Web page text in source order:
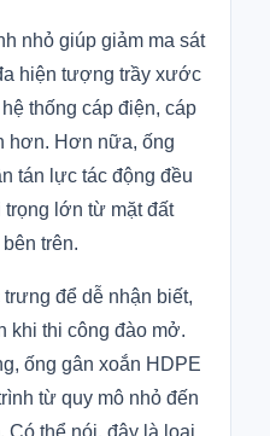
nhỏ giúp giảm ma sát
hiện tượng trầy xước
thống cáp điện, cáp
hơn. Hơn nữa, ống
tán lực tác động đều
lớn từ mặt đất
trên.
để dễ nhận biết,
khi thi công đào mở.
ống gân xoắn HDPE
từ quy mô nhỏ đến